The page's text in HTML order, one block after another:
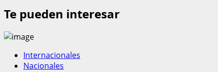
Te pueden interesar
Internacionales
Nacionales